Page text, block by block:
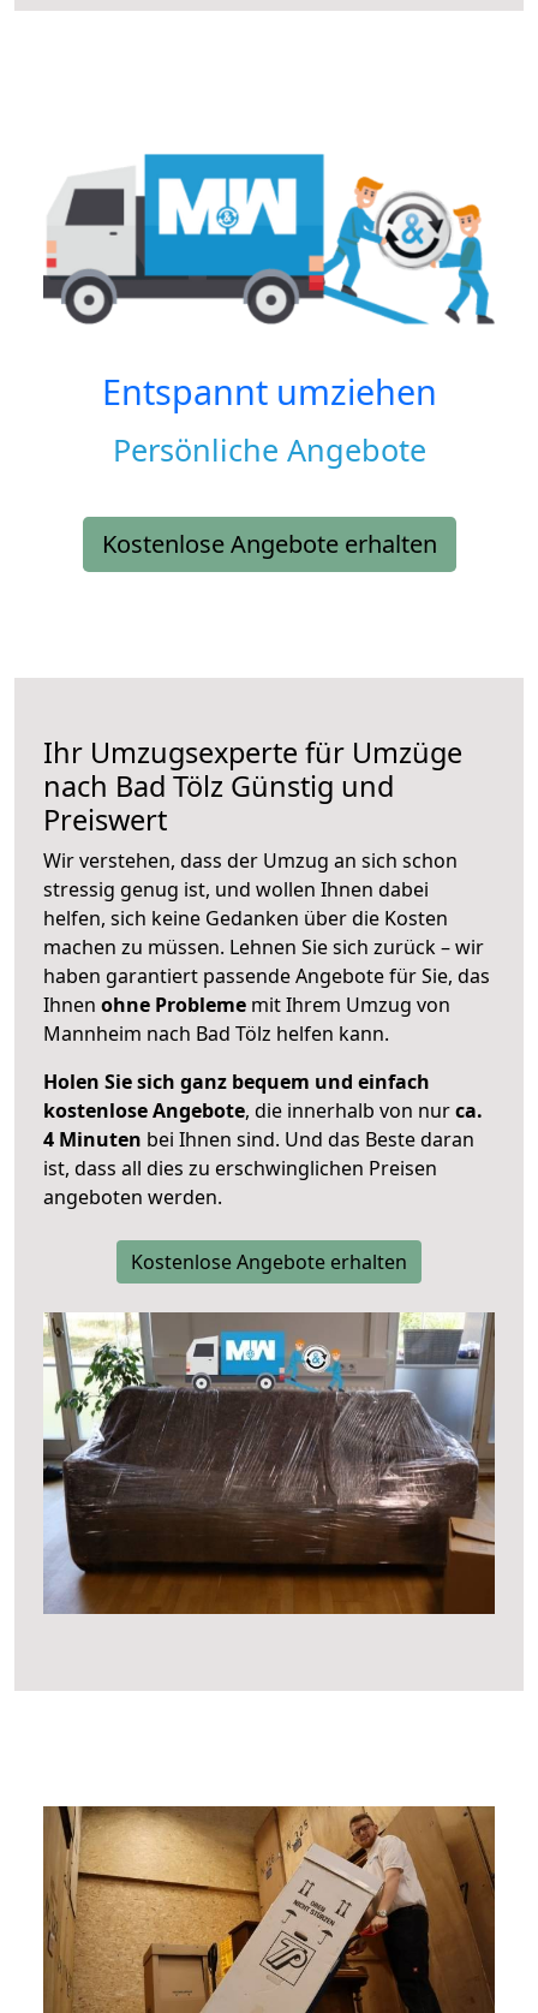
Entspannt umziehen
Persönliche Angebote
Kostenlose Angebote erhalten
Ihr Umzugsexperte für Umzüge
nach Bad Tölz Günstig und
Preiswert
Wir verstehen, dass der Umzug an sich schon
stressig genug ist, und wollen Ihnen dabei
helfen, sich keine Gedanken über die Kosten
machen zu müssen. Lehnen Sie sich zurück – wir
haben garantiert passende Angebote für Sie, das
Ihnen ohne Probleme mit Ihrem Umzug von
Mannheim nach Bad Tölz helfen kann.
Holen Sie sich ganz bequem und einfach
kostenlose Angebote, die innerhalb von nurca.
4 Minuten bei Ihnen sind. Und das Beste daran
ist, dass all dies zu erschwinglichen Preisen
angeboten werden.
Kostenlose Angebote erhalten